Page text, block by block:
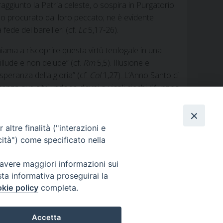
la Patria celeste, o sospira in Purgatorio
procurato dal loro peccato; ne è evidente
dei barellieri (cf. Lc 5,17-26).
a riscoprire questa virtù teologale in una
e non delude” (cf. Rm 5,5). Illusione e
della gloria” (cf.
Col
1,27). L’Anno Santo ci
ove altri vedono dirupi o vicoli ciechi. “Avendo
altre finalità ("interazioni e
come specificato nella
maggiori informazioni sui
informativa proseguirai la
policy completa.
Accetta